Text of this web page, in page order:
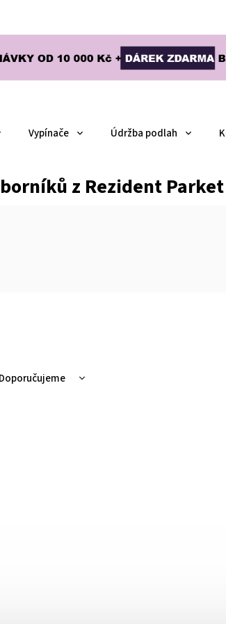
Vypínače Údržba podlah
z Rezident Parket
Doporučujeme